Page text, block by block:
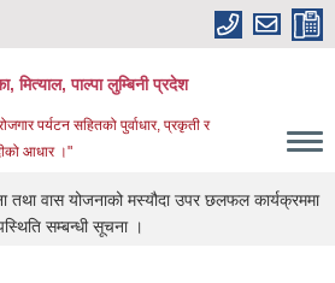
मित्याल, पाल्पा लुम्बिनी प्रदेश
पर्यटन सहितको पुर्वाधार, प्रकृती र
आधार ।"
वास योजनाको मस्यौदा उपर छलफल कार्यक्रममा
सम्बन्धी सूचना ।